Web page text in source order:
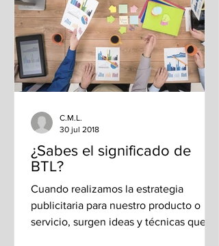
¿Sabes el significado de
BTL?
Cuando realizamos la estrategia
publicitaria para nuestro producto o
servicio, surgen ideas y técnicas que en
C.M.L.
30 jul 2018